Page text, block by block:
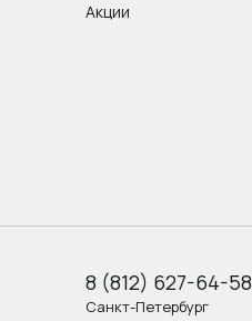
Акции
8 (812) 627-64-58
Санкт-Петербург